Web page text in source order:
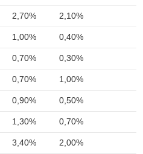
2,70% 2,10%
1,00% 0,40%
0,70% 0,30%
0,70% 1,00%
0,90% 0,50%
1,30% 0,70%
3,40% 2,00%